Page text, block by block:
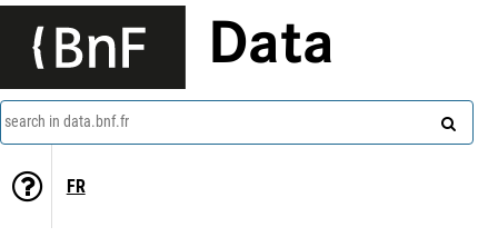
Data
search in data.bnf.fr
FR